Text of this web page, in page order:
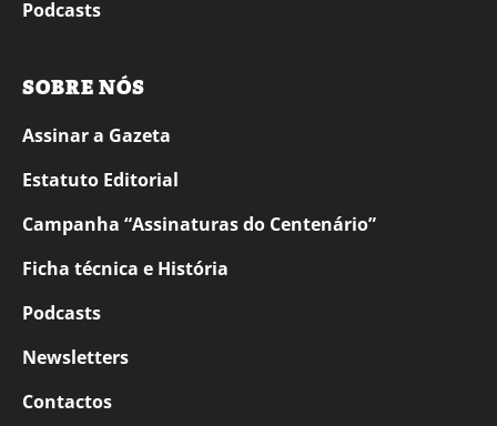
Podcasts
SOBRE NÓS
Assinar a Gazeta
Estatuto Editorial
Campanha “Assinaturas do Centenário”
Ficha técnica e História
Podcasts
Newsletters
Contactos